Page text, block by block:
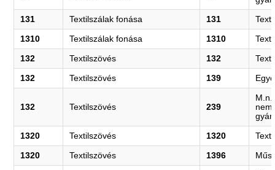
131 Textilszálak fonása 131
1310 Textilszálak fonása 1310
132 Textilszövés 132
132 Textilszövés 139
132 Textilszövés 239
1320 Textilszövés 1320
1320 Textilszövés 1396